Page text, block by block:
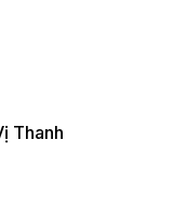
Thanh